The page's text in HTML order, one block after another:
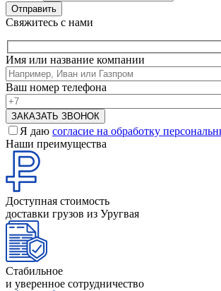
Свяжитесь с нами
Имя или название компании
Ваш номер телефона
Я даю согласие на обработку
Наши преимущества
Доступная стоимость
доставки грузов из Уругвая
Стабильное
и уверенное сотрудничество